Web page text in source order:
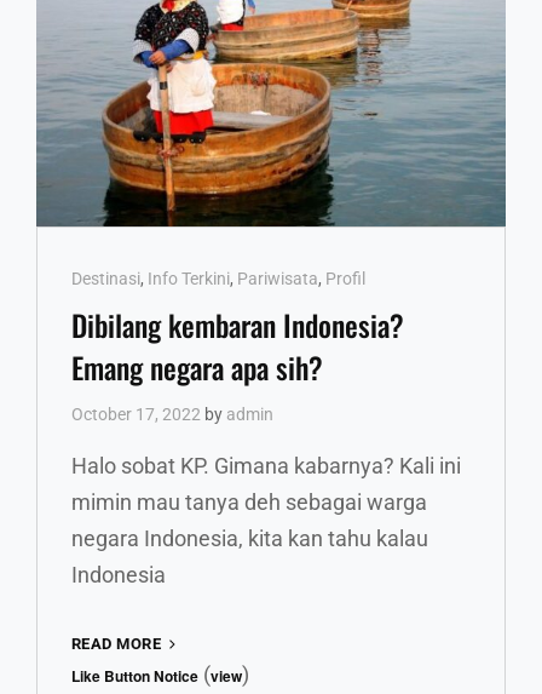
Cat
Links
Destinasi, Info Terkini, Pariwisata, Profil
Dibilang kembaran Indonesia?
Emang negara apa sih?
October 17, 2022 by admin
Halo sobat KP. Gimana kabarnya? Kali ini
mimin mau tanya deh sebagai warga
negara Indonesia, kita kan tahu kalau
Indonesia
READ MORE
KEMBARAN
Like Button Notice (view)